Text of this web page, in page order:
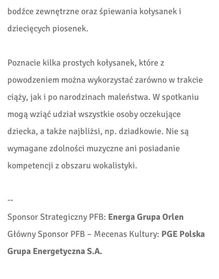
bodźce zewnętrzne oraz śpiewania kołysanek i
dziecięcych piosenek.
Poznacie kilka prostych kołysanek, które z
powodzeniem można wykorzystać zarówno w trakcie
ciąży, jak i po narodzinach maleństwa. W spotkaniu
mogą wziąć udział wszystkie osoby oczekujące
dziecka, a także najbliżsi, np. dziadkowie. Nie są
wymagane zdolności muzyczne ani posiadanie
kompetencji z obszaru wokalistyki.
--
Sponsor Strategiczny PFB: Energa Grupa Orlen
Główny Sponsor PFB – Mecenas Kultury: PGE Polska
Grupa Energetyczna S.A.